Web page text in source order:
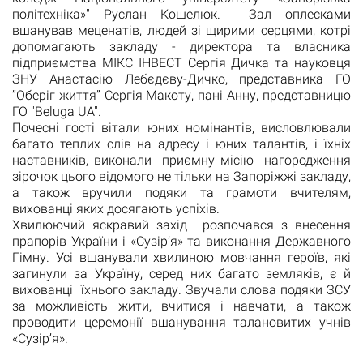
політехніка»" Руслан Кошелюк. Зал оплесками
вшанував меценатів, людей зі щирими серцями, котрі
допомагають закладу - директора та власника
підприємства МІКС ІНВЕСТ Сергія Дичка та науковця
ЗНУ Анастасію Лебєдєву-Дичко, представника ГО
”Оберіг життя” Сергія Макоту, пані Анну, представницю
ГО "Beluga UA".
Почесні гості вітали юних номінантів, висловлювали
багато теплих слів на адресу і юних талантів, і їхніх
наставників, виконали приємну місію нагородження
зірочок цього відомого не тільки на Запоріжжі закладу,
а також вручили подяки та грамоти вчителям,
вихованці яких досягають успіхів.
Хвилюючий яскравий захід розпочався з внесення
прапорів України і «Сузір’я» та виконання Державного
Гімну. Усі вшанували хвилиною мовчання героїв, які
загинули за Україну, серед них багато земляків, є й
вихованці їхнього закладу. Звучали слова подяки ЗСУ
за можливість жити, вчитися і навчати, а також
проводити церемонії вшанування талановитих учнів
«Сузір’я».